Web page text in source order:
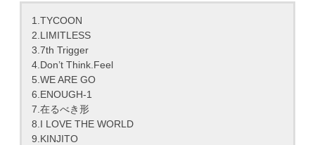
1.TYCOON
2.LIMITLESS
3.7th Trigger
4.Don’t Think.Feel
5.WE ARE GO
6.ENOUGH-1
7.在るべき形
8.I LOVE THE WORLD
9.KINJITO